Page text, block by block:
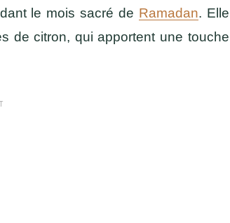
le mois sacré de Ramadan. Elle
de citron, qui apportent une touche